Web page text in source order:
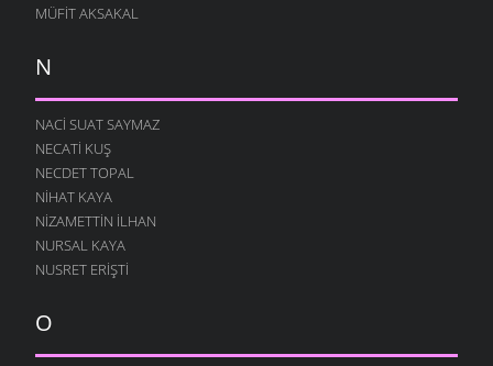
MÜFIT AKSAKAL
N
NACI SUAT SAYMAZ
NECATI KUŞ
NECDET TOPAL
NIHAT KAYA
NIZAMETTIN İLHAN
NURSAL KAYA
NUSRET ERIŞTI
O